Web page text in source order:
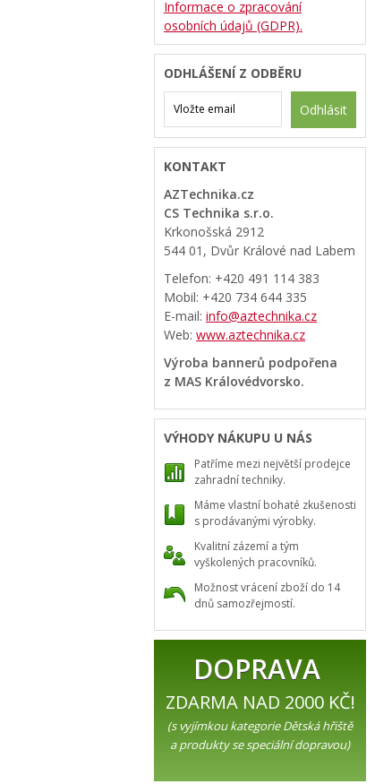
Informace o zpracování
osobních údajů (GDPR).
ODHLÁŠENÍ Z ODBĚRU
Odhlásit
KONTAKT
AZTechnika.cz
CS Technika s.r.o.
Krkonošská 2912
544 01, Dvůr Králové nad Labem
Telefon: +420 491 114 383
Mobil: +420 734 644 335
E-mail: info@aztechnika.cz
Web: www.aztechnika.cz
Výroba bannerů podpořena
z MAS Královédvorsko.
VÝHODY NÁKUPU U NÁS
Patříme mezi největší prodejce
zahradní techniky.
Máme vlastní bohaté zkušenosti
s prodávanými výrobky.
Kvalitní zázemí a tým
vyškolených pracovníků.
Možnost vrácení zboží do 14
dnů samozřejmostí.
DOPRAVA
ZDARMA NAD 2000 KČ!
(s vyjímkou kategorie Dětská hřiště
a produkty se speciální dopravou)